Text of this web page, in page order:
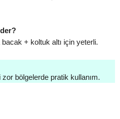
+ koltuk altı için yeterli.
bölgelerde pratik kullanım.